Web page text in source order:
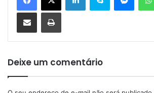
Deixe um comentário